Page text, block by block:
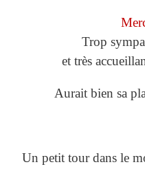
Trop
et très
Aurait bien sa
Un petit tour dans le